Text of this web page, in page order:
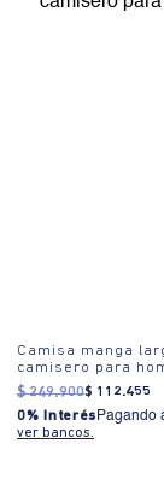
Camisa manga
camisero para
$ 249.900$ 112.455
0% Interés Pagando
ver bancos.